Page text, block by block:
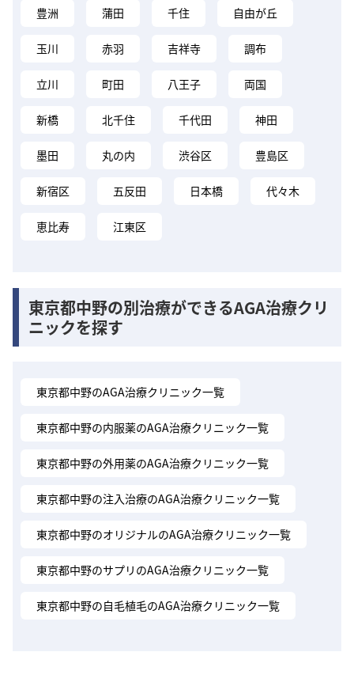
豊洲 蒲田 千住 自由が丘
玉川 赤羽 吉祥寺 調布
立川 町田 八王子 両国
新橋 北千住 千代田 神田
墨田 丸の内 渋谷区 豊島区
新宿区 五反田 日本橋 代々木
恵比寿 江東区
東京都中野の別治療ができるAGA治療クリ
ニックを探す
東京都中野のAGA治療クリニック一覧
東京都中野の内服薬のAGA治療クリニック一覧
東京都中野の外用薬のAGA治療クリニック一覧
東京都中野の注入治療のAGA治療クリニック一覧
東京都中野のオリジナルのAGA治療クリニック一覧
東京都中野のサプリのAGA治療クリニック一覧
東京都中野の自毛植毛のAGA治療クリニック一覧